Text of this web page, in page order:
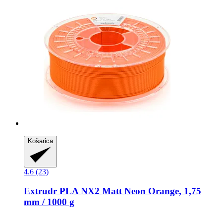
Košarica
4.6 (23)
Extrudr PLA NX2 Matt Neon Orange, 1,75
mm / 1000 g